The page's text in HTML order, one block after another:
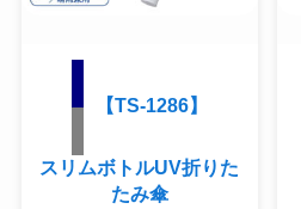
【TS-1286】
スリムボトルUV折りた
たみ傘